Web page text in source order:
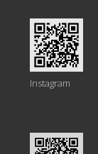
Instagram